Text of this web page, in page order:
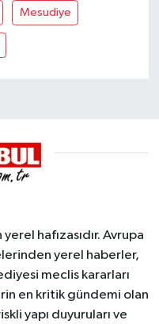
Mesudiye
hafızasıdır. Avrupa
yerel haberler,
meclis kararları
en kritik gündemi olan
yapı duyuruları ve